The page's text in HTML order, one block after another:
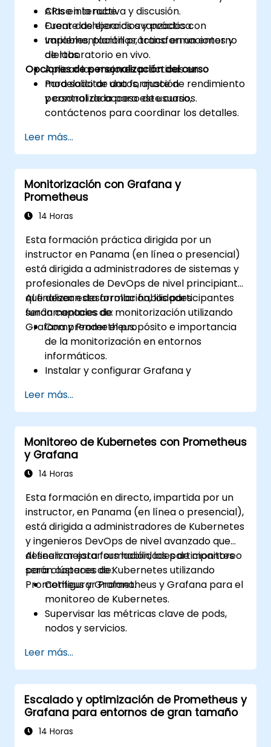
APIs en la nube.
Crear dashboards avanzados con
variables, plantillas, transformaciones y
alertas.
Aplicar las mejores prácticas en
modelado de datos, ajuste de rendimiento
y control de acceso de usuarios.
Clase interactiva y discusión.
Fuente de ejercicios y práctica.
Implementación práctica en un entorno
de laboratorio en vivo.
Opciones de personalización del curso
Para solicitar una formación
personalizada para este curso,
contáctenos para coordinar los detalles.
Leer más...
Monitorización con Grafana y
Prometheus
14 Horas
Esta formación práctica dirigida por un
instructor en Panama (en línea o presencial)
está dirigida a administradores de sistemas y
profesionales de DevOps de nivel principiante
que desean desarrollar habilidades
fundamentales de monitorización utilizando
Grafana y Prometheus.
Al finalizar esta formación, los participantes
serán capaces de:
Comprender el propósito e importancia
de la monitorización en entornos
informáticos.
Instalar y configurar Grafana y
monitorización.
Crear paneles simples y alertas para
visualizar el rendimiento del sistema.
Aplicar las mejores prácticas para la
monitorización de la disponibilidad y el
rendimiento de los sistemas.
Leer más...
Monitoreo de Kubernetes con Prometheus
y Grafana
14 Horas
Esta formación en directo, impartida por un
instructor, en Panama (en línea o presencial),
está dirigida a administradores de Kubernetes
y ingenieros DevOps de nivel avanzado que
deseen mejorar sus habilidades de monitoreo
para clústeres de Kubernetes utilizando
Prometheus y Grafana.
Al finalizar esta formación, los participantes
serán capaces de:
Configurar Prometheus y Grafana para el
monitoreo de Kubernetes.
Supervisar las métricas clave de pods,
nodos y servicios.
el estado y el rendimiento del clúster.
Implementar estrategias de alertas para
la resolución proactiva de incidencias.
Aplicar las mejores prácticas para
escalar soluciones de monitoreo en
entornos de Kubernetes.
Leer más...
Escalado y optimización de Prometheus y
Grafana para entornos de gran tamaño
14 Horas